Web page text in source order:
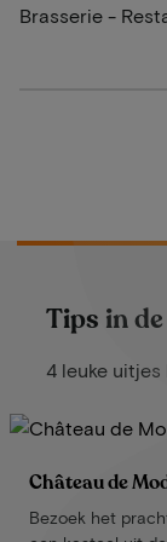
Brasserie -
Tips in
4 leuke
Château de
Bezoek het